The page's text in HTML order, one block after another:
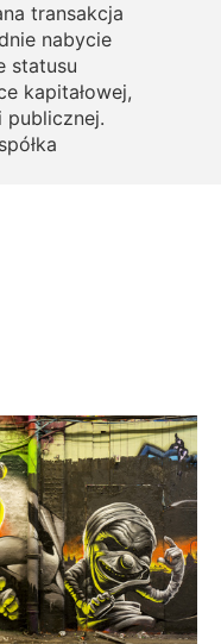
transakcja
nabycie
statusu
kapitałowej,
publicznej.